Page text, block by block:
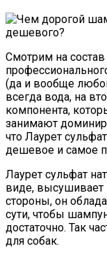
Смотрим на
(да и вообще
всегда вода, на
компонента,
занимают
что Лаурет
дешевое и самое
Лаурет сульфат
виде, высушивает
стороны, он
сути, чтобы
достаточно. Так
для собак.